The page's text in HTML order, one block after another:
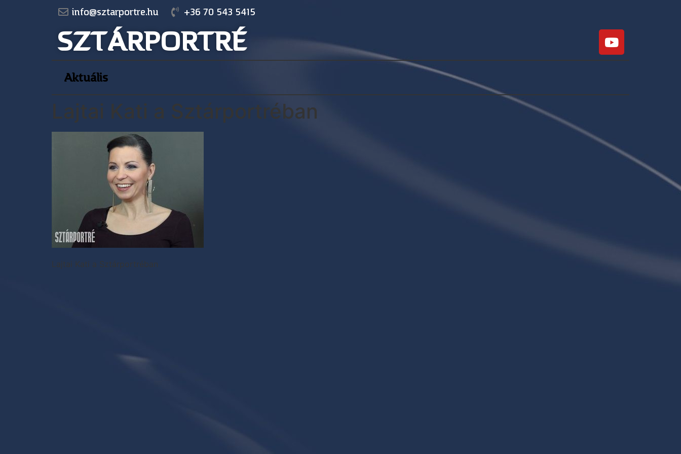
info@sztarportre.hu +36 70 543 5415
SZTÁRPORTRÉ
Aktuális
Lajtai Kati a Sztárportréban
Lajtai Kati a Sztárportréban